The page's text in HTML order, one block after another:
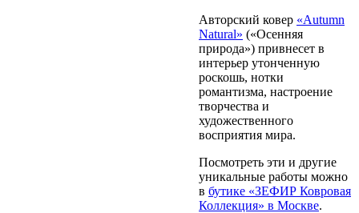
Авторский ковер «Autumn
Natural» («Осенняя
природа») привнесет в
интерьер утонченную
роскошь, нотки
романтизма, настроение
творчества и
художественного
восприятия мира.
Посмотреть эти и другие
уникальные работы можно
в бутике «ЗЕФИР Ковровая
Коллекция» в Москве.